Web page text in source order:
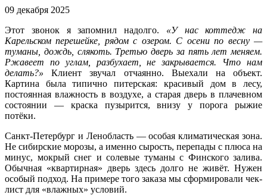
09 декабря 2025
Этот звонок я запомнил надолго. «У нас коттедж на
Карельском перешейке, рядом с озером. С осени по весну —
туманы, дождь, слякоть. Третью дверь за пять лет меняем.
Ржавеет по углам, разбухает, не закрывается. Что нам
делать?» Клиент звучал отчаянно. Выехали на объект.
Картина была типично питерская: красивый дом в лесу,
постоянная влажность в воздухе, а старая дверь в плачевном
состоянии — краска пузырится, внизу у порога рыжие
потёки.
Санкт-Петербург и Ленобласть — особая климатическая зона.
Не сибирские морозы, а именно сырость, перепады с плюса на
минус, мокрый снег и солевые туманы с Финского залива.
Обычная «квартирная» дверь здесь долго не живёт. Нужен
особый подход. На примере того заказа мы сформировали чек-
лист для «влажных» условий.